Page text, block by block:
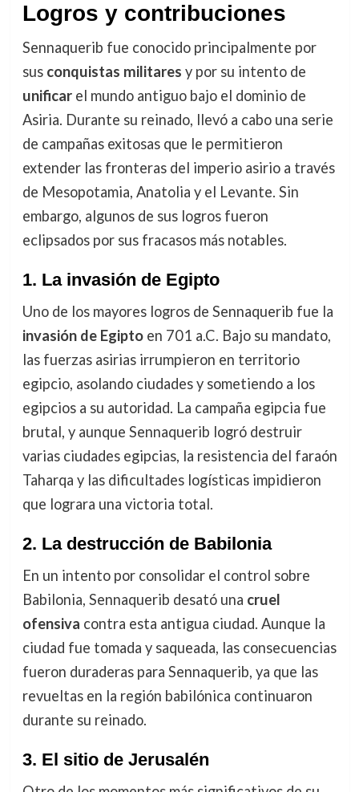
Logros y contribuciones
Sennaquerib fue conocido principalmente por
sus conquistas militares y por su intento de
unificarel mundo antiguo bajo el dominio de
Asiria. Durante su reinado, llevó a cabo una serie
de campañas exitosas que le permitieron
extender las fronteras del imperio asirio a través
de Mesopotamia, Anatolia y el Levante. Sin
embargo, algunos de sus logros fueron
eclipsados por sus fracasos más notables.
1. La invasión de Egipto
Uno de los mayores logros de Sennaquerib fue la
invasión de Egiptoen 701 a.C. Bajo su mandato,
las fuerzas asirias irrumpieron en territorio
egipcio, asolando ciudades y sometiendo a los
egipcios a su autoridad. La campaña egipcia fue
brutal, y aunque Sennaquerib logró destruir
varias ciudades egipcias, la resistencia del faraón
Taharqa y las dificultades logísticas impidieron
que lograra una victoria total.
2. La destrucción de Babilonia
En un intento por consolidar el control sobre
Babilonia, Sennaquerib desató una cruel
ofensiva contra esta antigua ciudad. Aunque la
ciudad fue tomada y saqueada, las consecuencias
fueron duraderas para Sennaquerib, ya que las
revueltas en la región babilónica continuaron
durante su reinado.
3. El sitio de Jerusalén